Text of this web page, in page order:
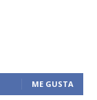
ME GUSTA